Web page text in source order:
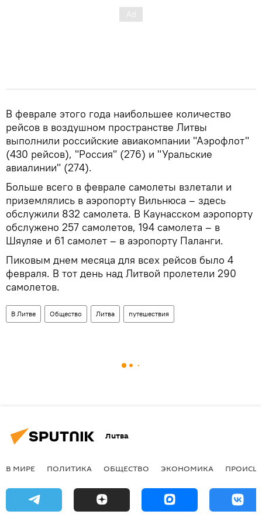
В феврале этого года наибольшее количество
рейсов в воздушном пространстве Литвы
выполнили российские авиакомпании "Аэрофлот"
(430 рейсов), "Россия" (276) и "Уральские
авиалинии" (274).
Больше всего в феврале самолеты взлетали и
приземлялись в аэропорту Вильнюса – здесь
обслужили 832 самолета. В Каунасском аэропорту
обслужено 257 самолетов, 194 самолета – в
Шяуляе и 61 самолет – в аэропорту Паланги.
Пиковым днем месяца для всех рейсов было 4
февраля. В тот день над Литвой пролетели 290
самолетов.
В Литве Общество Литва путешествия
Литва
В МИРЕ ПОЛИТИКА ОБЩЕСТВО ЭКОНОМИКА